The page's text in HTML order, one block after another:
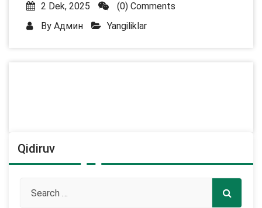
2 Dek, 2025
(0) Comments
By Админ Yangiliklar
Qidiruv